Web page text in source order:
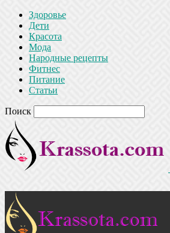
Здоровье
Дети
Красота
Мода
Народные рецепты
Фитнес
Питание
Статьи
Поиск